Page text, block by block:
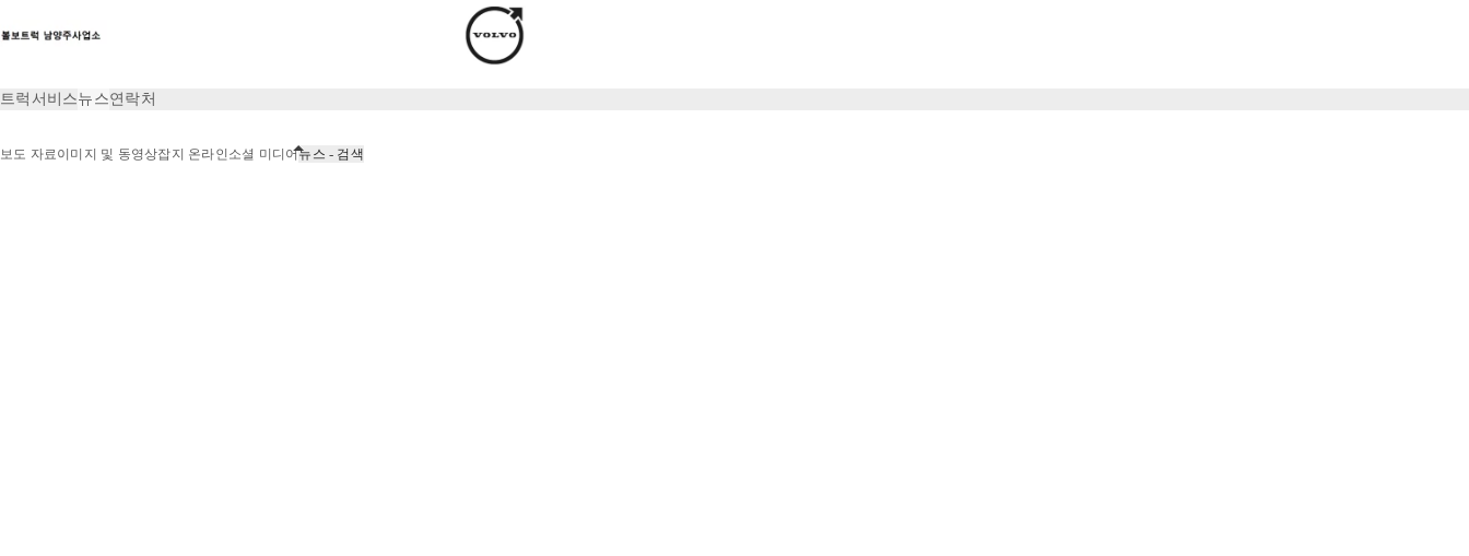
트럭서비스뉴스연락처
보도 자료이미지 및 동영상잡지 온라인 소셜 미디어뉴스 - 검색